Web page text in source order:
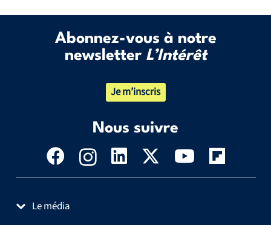
Abonnez-vous à notre
newsletter L’Intérêt
Je m’inscris
Nous suivre
Le média